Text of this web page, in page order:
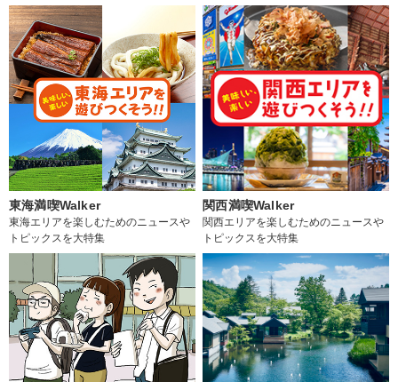
東海満喫Walker
東海エリアを楽しむためのニュースや
トピックスを大特集
関西満喫Walker
関西エリアを楽しむためのニュースや
トピックスを大特集